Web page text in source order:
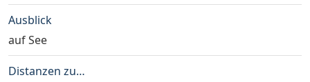
Ausblick
auf See
Distanzen zu…